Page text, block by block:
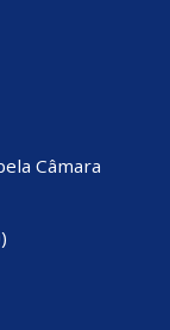
Câmara